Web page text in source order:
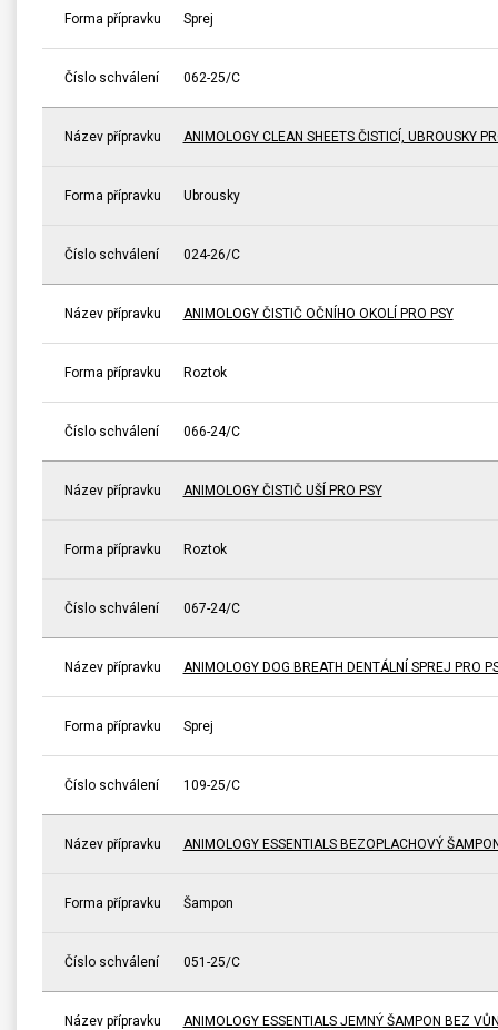
Forma přípravku Sprej
Číslo schválení 062-25/C
Název přípravku ANIMOLOGY CLEAN SHEETS ČISTICÍ, UBROUSKY
Forma přípravku Ubrousky
Číslo schválení 024-26/C
Název přípravku ANIMOLOGY ČISTIČ OČNÍHO OKOLÍ PRO PSY
Forma přípravku Roztok
Číslo schválení 066-24/C
Název přípravku ANIMOLOGY ČISTIČ UŠÍ PRO PSY
Forma přípravku Roztok
Číslo schválení 067-24/C
Název přípravku ANIMOLOGY DOG BREATH DENTÁLNÍ SPREJ PRO
Forma přípravku Sprej
Číslo schválení 109-25/C
Název přípravku ANIMOLOGY ESSENTIALS BEZOPLACHOVÝ
Forma přípravku Šampon
Číslo schválení 051-25/C
Název přípravku ANIMOLOGY ESSENTIALS JEMNÝ ŠAMPON BEZ